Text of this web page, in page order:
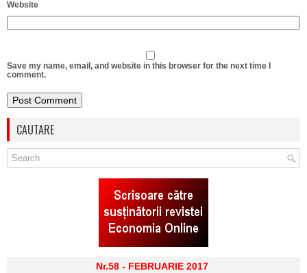
Website
Save my name, email, and website in this browser for the next time I
comment.
CAUTARE
Nr.58 - FEBRUARIE 2017